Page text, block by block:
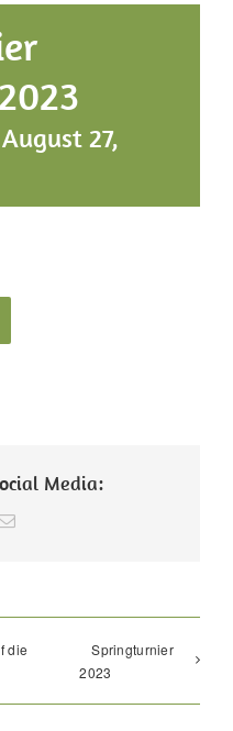
August 27,
Media:
E-
die
Springturnier
2023